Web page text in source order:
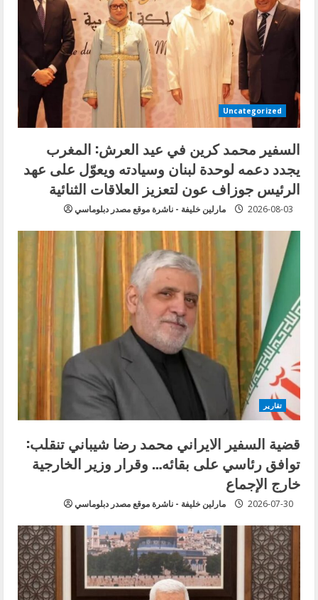
Uncategorized
السفير محمد كرين في عيد العرش: المغرب
يجدد دعمه لوحدة لبنان وسيادته ويعوّل على عهد
الرئيس جوزاف عون لتعزيز العلاقات الثنائية
مارلين خليفة - ناشرة موقع مصدر دبلوماسي 2026-08-03
تقارير
قضية السفير الايراني محمد رضا شيباني تنقلب:
توافق رئاسي على بقائه… وقرار وزير الخارجية
خارج الإجماع
مارلين خليفة - ناشرة موقع مصدر دبلوماسي 2026-07-30